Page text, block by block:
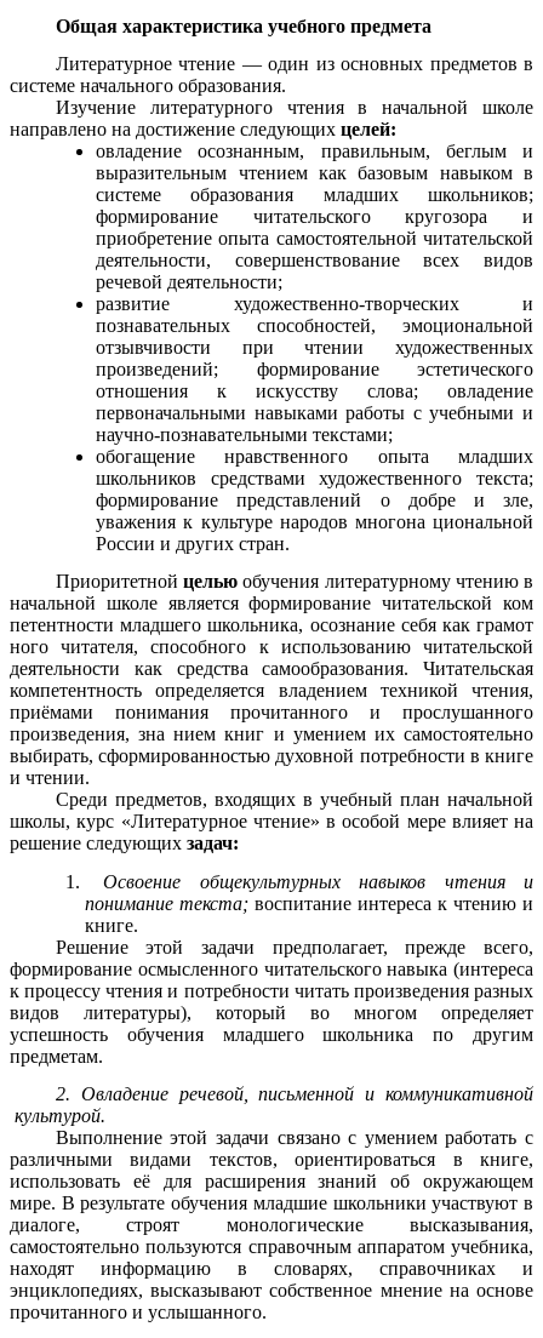
Общая характеристика учебного предмета
Литературное чтение — один из основных предметов в
системе начального образования.
Изучение литературного чтения в начальной школе
направлено на достижение следующих целей:
овладение осознанным, правильным, беглым и
выразительным чтением как базовым навыком в
системе образования младших школьников;
формирование читательского кругозора и
приобретение опыта самостоятельной читательской
деятельности, совершенствование всех видов
речевой деятельности;
развитие художественно-творческих и
познавательных способностей, эмоциональной
отзывчивости при чтении художественных
произведений; формирование эстетического
отношения к искусству слова; овладение
первоначальными навыками работы с учебными и
научно-познавательными текстами;
обогащение нравственного опыта младших
школьников средствами художественного текста;
формирование представлений о добре и зле,
уважения к культуре народов многона циональной
России и других стран.
Приоритетнойцелью обучения литературному чтению в
начальной школе является формирование читательской ком
петентности младшего школьника, осознание себя как грамот
ного читателя, способного к использованию читательской
деятельности как средства самообразования. Читательская
компетентность определяется владением техникой чтения,
приёмами понимания прочитанного и прослушанного
произведения, зна нием книг и умением их самостоятельно
выбирать, сформированностью духовной потребности в книге
и чтении.
Среди предметов, входящих в учебный план начальной
школы, курс «Литературное чтение» в особой мере влияет на
решение следующих задач:
Освоение общекультурных навыков чтения и
понимание текста;воспитание интереса к чтению и
книге.
Решение этой задачи предполагает, прежде всего,
формирование осмысленного читательского навыка (интереса
к процессу чтения и потребности читать произведения разных
видов литературы), который во многом определяет
успешность обучения младшего школьника по другим
предметам.
2. Овладение речевой, письменной и коммуникативной
культурой.
Выполнение этой задачи связано с умением работать с
различными видами текстов, ориентироваться в книге,
использовать её для расширения знаний об окружающем
мире. В результате обучения младшие школьники участвуют в
диалоге, строят монологические высказывания,
самостоятельно пользуются справочным аппаратом учебника,
находят информацию в словарях, справочниках и
энциклопедиях, высказывают собственное мнение на основе
прочитанного и услышанного.